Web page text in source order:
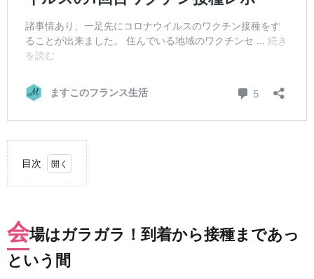
目次
1.
ラガ
ラ！
到着
から
会場はガラガラ！到着から接種まであっ
という間